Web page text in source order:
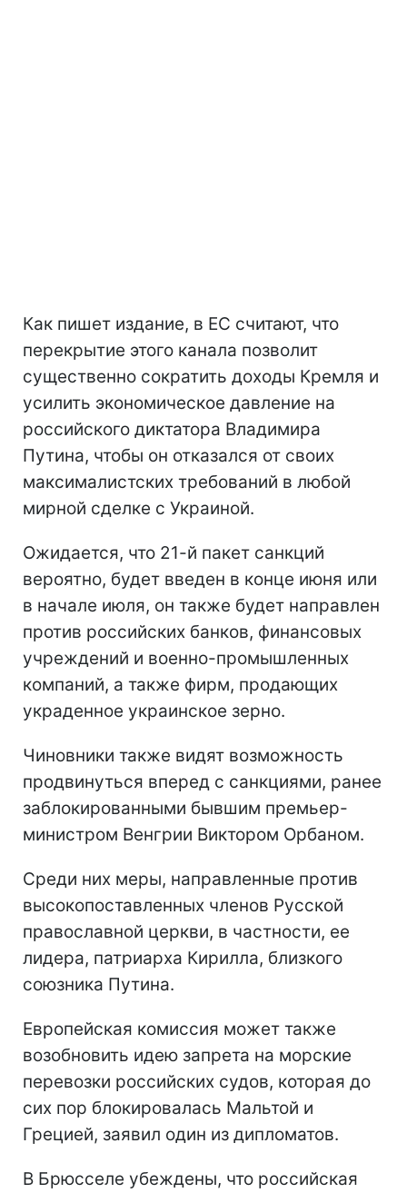
Как пишет издание, в ЕС считают, что
перекрытие этого канала позволит
существенно сократить доходы Кремля и
усилить экономическое давление на
российского диктатора Владимира
Путина, чтобы он отказался от своих
максималистских требований в любой
мирной сделке с Украиной.
Ожидается, что 21-й пакет санкций
вероятно, будет введен в конце июня или
в начале июля, он также будет направлен
против российских банков, финансовых
учреждений и военно-промышленных
компаний, а также фирм, продающих
украденное украинское зерно.
Чиновники также видят возможность
продвинуться вперед с санкциями, ранее
заблокированными бывшим премьер-
министром Венгрии Виктором Орбаном.
Среди них меры, направленные против
высокопоставленных членов Русской
православной церкви, в частности, ее
лидера, патриарха Кирилла, близкого
союзника Путина.
Европейская комиссия может также
возобновить идею запрета на морские
перевозки российских судов, которая до
сих пор блокировалась Мальтой и
Грецией, заявил один из дипломатов.
В Брюсселе убеждены, что российская